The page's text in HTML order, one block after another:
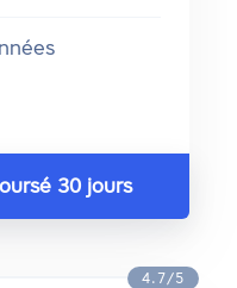
30 jours
4.7/5